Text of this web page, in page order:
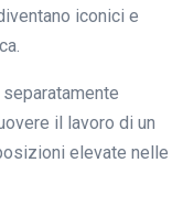
iconici e
il lavoro di un
elevate nelle